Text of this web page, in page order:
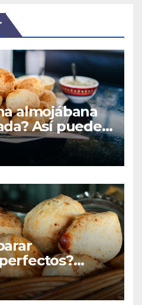
almojábana
Así puedes
cocina
pasos
una masa